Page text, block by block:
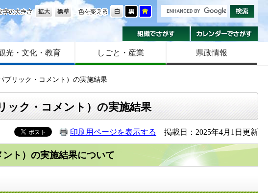
色を変える
文字の大きさ
組織でさがす
光・文化・教育 しごと・産業 県政情報
ブリック・コメント）の実施結果
ック・コメント）の実施結果
印刷用ページを表示する 掲載日：2025年4月1日更新
ト）の実施結果について